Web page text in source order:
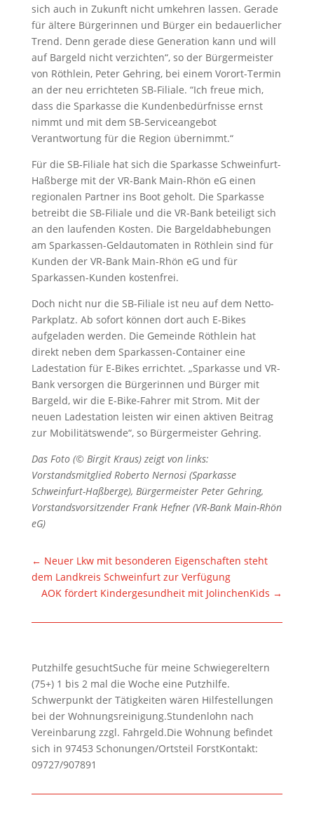
sich auch in Zukunft nicht umkehren lassen. Gerade
für ältere Bürgerinnen und Bürger ein bedauerlicher
Trend. Denn gerade diese Generation kann und will
auf Bargeld nicht verzichten“, so der Bürgermeister
von Röthlein, Peter Gehring, bei einem Vorort-Termin
an der neu errichteten SB-Filiale. “Ich freue mich,
dass die Sparkasse die Kundenbedürfnisse ernst
nimmt und mit dem SB-Serviceangebot
Verantwortung für die Region übernimmt.“
Für die SB-Filiale hat sich die Sparkasse Schweinfurt-
Haßberge mit der VR-Bank Main-Rhön eG einen
regionalen Partner ins Boot geholt. Die Sparkasse
betreibt die SB-Filiale und die VR-Bank beteiligt sich
an den laufenden Kosten. Die Bargeldabhebungen
am Sparkassen-Geldautomaten in Röthlein sind für
Kunden der VR-Bank Main-Rhön eG und für
Sparkassen-Kunden kostenfrei.
Doch nicht nur die SB-Filiale ist neu auf dem Netto-
Parkplatz. Ab sofort können dort auch E-Bikes
aufgeladen werden. Die Gemeinde Röthlein hat
direkt neben dem Sparkassen-Container eine
Ladestation für E-Bikes errichtet. „Sparkasse und VR-
Bank versorgen die Bürgerinnen und Bürger mit
Bargeld, wir die E-Bike-Fahrer mit Strom. Mit der
neuen Ladestation leisten wir einen aktiven Beitrag
zur Mobilitätswende“, so Bürgermeister Gehring.
Das Foto (© Birgit Kraus) zeigt von links:
Vorstandsmitglied Roberto Nernosi (Sparkasse
Schweinfurt-Haßberge), Bürgermeister Peter Gehring,
Vorstandsvorsitzender Frank Hefner (VR-Bank Main-Rhön
eG)
← Neuer Lkw mit besonderen Eigenschaften steht
dem Landkreis Schweinfurt zur Verfügung
AOK fördert Kindergesundheit mit JolinchenKids →
Putzhilfe gesuchtSuche für meine Schwiegereltern
(75+) 1 bis 2 mal die Woche eine Putzhilfe.
Schwerpunkt der Tätigkeiten wären Hilfestellungen
bei der Wohnungsreinigung.Stundenlohn nach
Vereinbarung zzgl. Fahrgeld.Die Wohnung befindet
sich in 97453 Schonungen/Ortsteil ForstKontakt:
09727/907891